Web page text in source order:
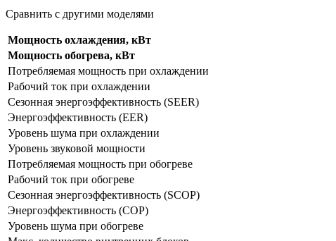
Сравнить с другими моделями
Мощность охлаждения, кВт
Мощность обогрева, кВт
Потребляемая мощность при охлаждении
Рабочий ток при охлаждении
Сезонная энергоэффективность (SEER)
Энергоэффективность (EER)
Уровень шума при охлаждении
Уровень звуковой мощности
Потребляемая мощность при обогреве
Рабочий ток при обогреве
Сезонная энергоэффективность (SCOP)
Энергоэффективность (COP)
Уровень шума при обогреве